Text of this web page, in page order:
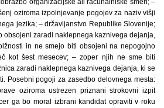
organizacijske ali računalniške smeri; –
oziroma izpolnjevanje pogojev za naziv višji
jezika; – državljanstvo Republike Slovenije;
obsojeni zaradi naklepnega kaznivega dejanja,
in ne smejo biti obsojeni na nepogojno
kot šest mesecev; – zoper njih ne sme biti
zaradi naklepnega kaznivega dejanja, ki se
Posebni pogoji za zasedbo delovnega mesta:
oziroma ustrezen priznani strokovni izpit
ga bo moral izbrani kandidat opraviti v roku